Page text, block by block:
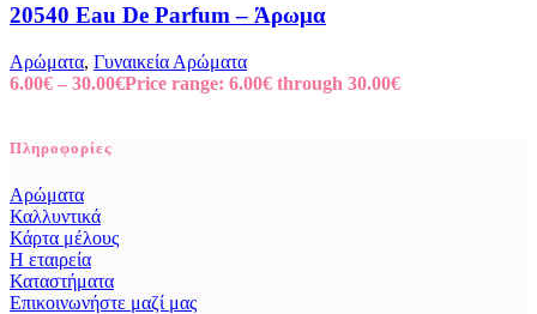
20540 Eau De Parfum – Άρωμα
Αρώματα, Γυναικεία Αρώματα
6.00€ – 30.00€Price range: 6.00€ through 30.00€
Πληροφορίες
Αρώματα
Καλλυντικά
Κάρτα μέλους
Η εταιρεία
Καταστήματα
Επικοινωνήστε μαζί μας